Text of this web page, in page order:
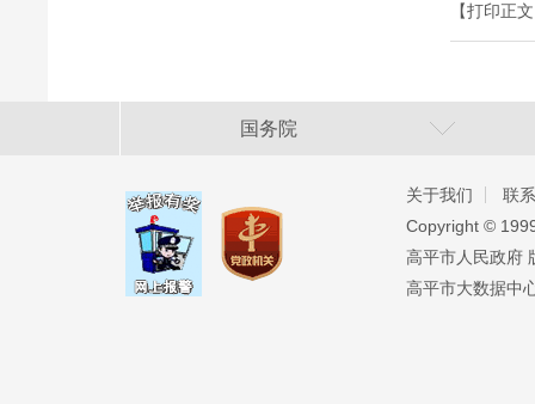
【打印正
国务院
关于我们
联
Copyright ©️
高平市人民政府
高平市大数据